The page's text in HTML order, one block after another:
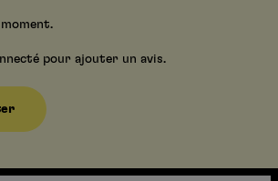
pour ajouter un avis.